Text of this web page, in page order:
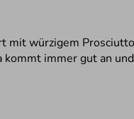
mit würzigem
immer gut an